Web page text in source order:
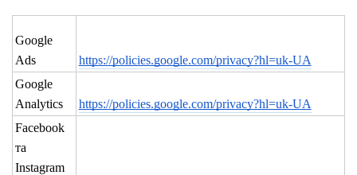
Google
Ads
https://policies.google.com/privacy?hl=uk-UA
Google
Analytics
https://policies.google.com/privacy?hl=uk-UA
Facebook
та
Іnstagram